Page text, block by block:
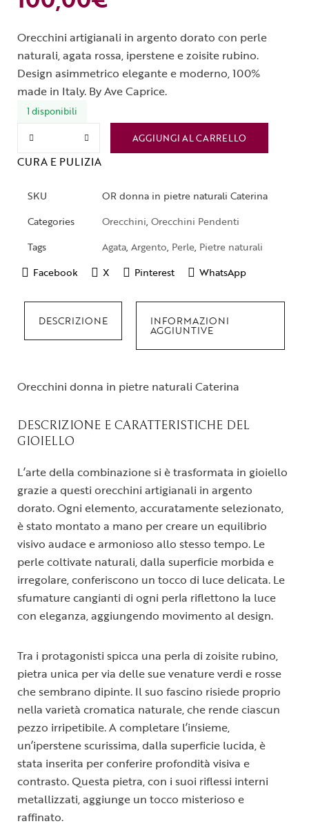
Orecchini artigianali in argento dorato con perle
naturali, agata rossa, iperstene e zoisite rubino.
Design asimmetrico elegante e moderno, 100%
made in Italy. By Ave Caprice.
1 disponibili
AGGIUNGI AL CARRELLO
CURA E PULIZIA
SKU
OR donna in pietre naturali Caterina
Categories
Orecchini, Orecchini Pendenti
Tags
Agata, Argento, Perle, Pietre naturali
Facebook
X Pinterest WhatsApp
DESCRIZIONE INFORMAZIONI
AGGIUNTIVE
Orecchini donna in pietre naturali Caterina
DESCRIZIONE E CARATTERISTICHE DEL
GIOIELLO
L’arte della combinazione si è trasformata in gioiello
grazie a questi orecchini artigianali in argento
dorato. Ogni elemento, accuratamente selezionato,
è stato montato a mano per creare un equilibrio
visivo audace e armonioso allo stesso tempo. Le
perle coltivate naturali, dalla superficie morbida e
irregolare, conferiscono un tocco di luce delicata. Le
sfumature cangianti di ogni perla riflettono la luce
con eleganza, aggiungendo movimento al design.
Tra i protagonisti spicca una perla di zoisite rubino,
pietra unica per via delle sue venature verdi e rosse
che sembrano dipinte. Il suo fascino risiede proprio
nella varietà cromatica naturale, che rende ciascun
pezzo irripetibile. A completare l’insieme,
un’iperstene scurissima, dalla superficie lucida, è
stata inserita per conferire profondità visiva e
contrasto. Questa pietra, con i suoi riflessi interni
metallizzati, aggiunge un tocco misterioso e
raffinato.